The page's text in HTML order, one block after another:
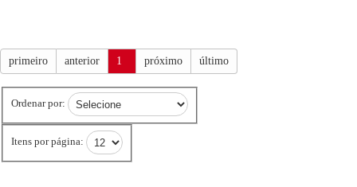
primeiro anterior 1 próximo último
Ordenar por:
Itens por página: